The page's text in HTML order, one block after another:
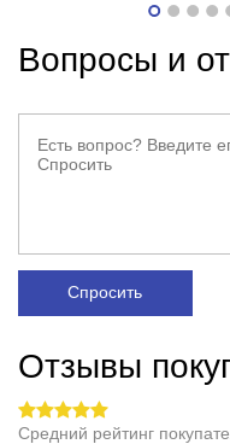
Вопросы и
Спросить
Отзывы
Средний рейтинг